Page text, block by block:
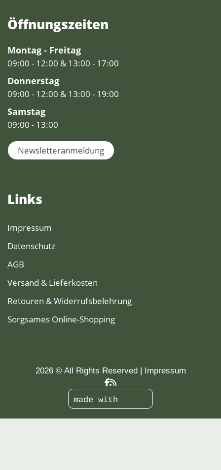
Öffnungs­zeiten
Montag - Freitag
09:00 - 12:00 & 13:00 - 17:00
Donnerstag
09:00 - 12:00 & 13:00 - 19:00
Samstag
09:00 - 13:00
Newsletteranmeldung
Links
Impressum
Datenschutz
AGB
Versand & Lieferkosten
Retouren & Widerrufsbelehrung
Sorgsames Online-Shopping
2026 © All Rights Reserved Impressum
made with